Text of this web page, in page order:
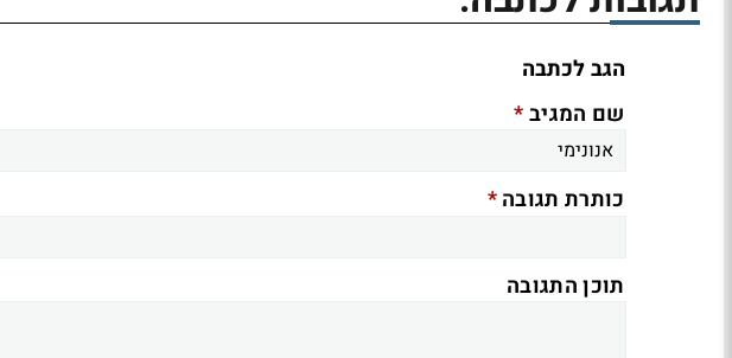
הגב לכתבה
שם המגיב*
כותרת תגובה*
תוכן התגובה